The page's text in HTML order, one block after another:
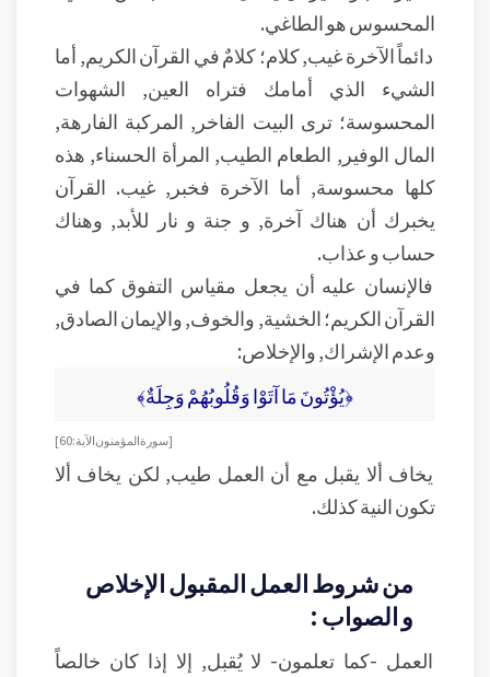
المحسوس هو الطاغي.
دائماً الآخرة غيب, كلام؛ كلامٌ في القرآن الكريم, أما
الشيء الذي أمامك فتراه العين, الشهوات
المحسوسة؛ ترى البيت الفاخر, المركبة الفارهة,
المال الوفير, الطعام الطيب, المرأة الحسناء, هذه
كلها محسوسة, أما الآخرة فخبر, غيب. القرآن
يخبرك أن هناك آخرة, و جنة و نار للأبد, وهناك
حساب و عذاب.
فالإنسان عليه أن يجعل مقياس التفوق كما في
القرآن الكريم؛ الخشية, والخوف, والإيمان الصادق,
وعدم الإشراك, والإخلاص:
﴿يُؤْتُونَ مَا آتَوْا وَقُلُوبُهُمْ وَجِلَةٌ﴾
[سورة المؤمنون الآية:60]
يخاف ألا يقبل مع أن العمل طيب, لكن يخاف ألا
تكون النية كذلك.
من شروط العمل المقبول الإخلاص
و الصواب :
العمل -كما تعلمون- لا يُقبل, إلا إذا كان خالصاً